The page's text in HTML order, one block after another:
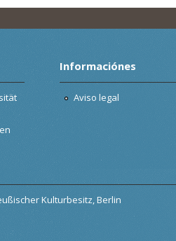
Informaciónes
Aviso legal
Kulturbesitz, Berlin